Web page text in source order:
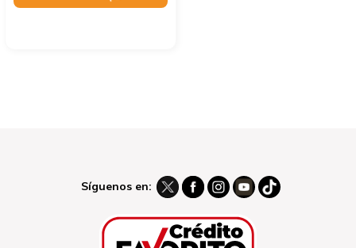
Síguenos en: